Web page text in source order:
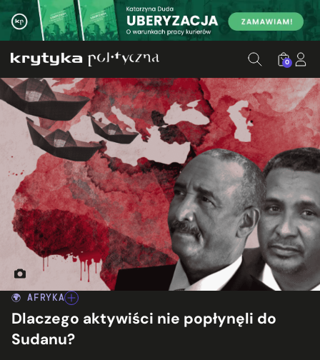
0
🌍 AFRYKA
Dlaczego aktywiści nie popłynęli do
Sudanu?
Źródło: Canva/Wikimedia Commons; Ed. Patrycja